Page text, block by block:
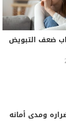
ضعف التبويض
ومدى أمانه